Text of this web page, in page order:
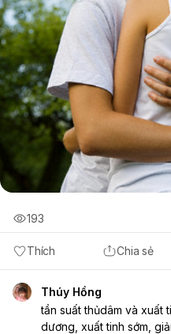
Thích Chia sẻ
193
Thúy Hồng
tần suất thủdâm và xuất
dương, xuất tinh sớm,